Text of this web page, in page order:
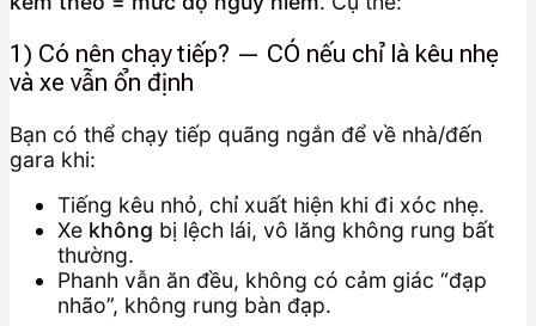
1) Có nên chạy tiếp? — CÓ nếu chỉ là kêu nhẹ
và xe vẫn ổn định
Bạn có thể chạy tiếp quãng ngắn để về nhà/đến
gara khi:
Tiếng kêu nhỏ, chỉ xuất hiện khi đi xóc nhẹ.
Xe không bị lệch lái, vô lăng không rung bất
thường.
Phanh vẫn ăn đều, không có cảm giác “đạp
nhão”, không rung bàn đạp.